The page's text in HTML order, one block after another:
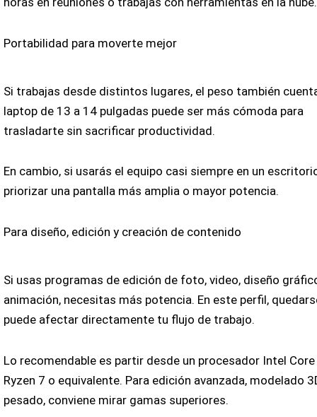
Portabilidad para moverte mejor
Si trabajas desde distintos lugares, el peso también
laptop de 13 a 14 pulgadas puede ser más cómoda para
trasladarte sin sacrificar productividad.
En cambio, si usarás el equipo casi siempre en un
priorizar una pantalla más amplia o mayor potencia.
Para diseño, edición y creación de contenido
Si usas programas de edición de foto, video, diseño
animación, necesitas más potencia. En este perfil,
puede afectar directamente tu flujo de trabajo.
Lo recomendable es partir desde un procesador Intel Core
Ryzen 7 o equivalente. Para edición avanzada, modelado
pesado, conviene mirar gamas superiores.